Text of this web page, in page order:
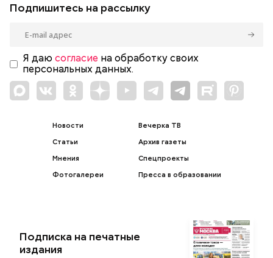
Подпишитесь на рассылку
Я даю согласие на обработку своих
персональных данных.
Новости
Статьи
Мнения
Фотогалереи
Вечерка ТВ
Архив газеты
Спецпроекты
Пресса в образовании
Подписка на печатные
издания